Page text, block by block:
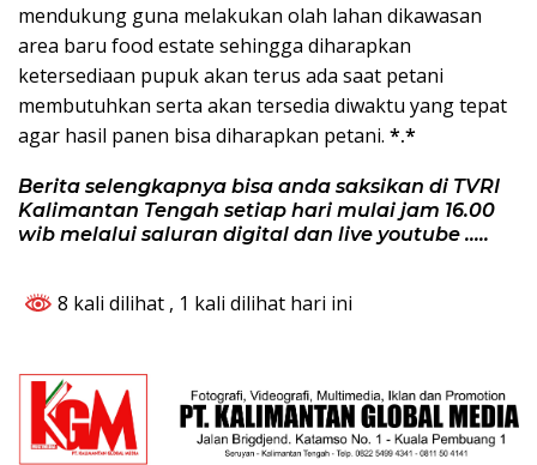
mendukung guna melakukan olah lahan dikawasan
area baru food estate sehingga diharapkan
ketersediaan pupuk akan terus ada saat petani
membutuhkan serta akan tersedia diwaktu yang tepat
agar hasil panen bisa diharapkan petani. *.*
Berita selengkapnya bisa anda saksikan di TVRI
Kalimantan Tengah setiap hari mulai jam 16.00
wib melalui saluran digital dan live youtube …..
8 kali dilihat , 1 kali dilihat hari ini